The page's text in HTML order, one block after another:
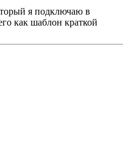
я подключаю в
как шаблон краткой